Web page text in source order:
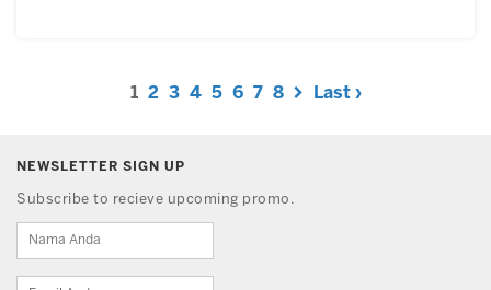
1 2 3 4 5 6 7 8 Last ›
NEWSLETTER SIGN UP
Subscribe to recieve upcoming promo.